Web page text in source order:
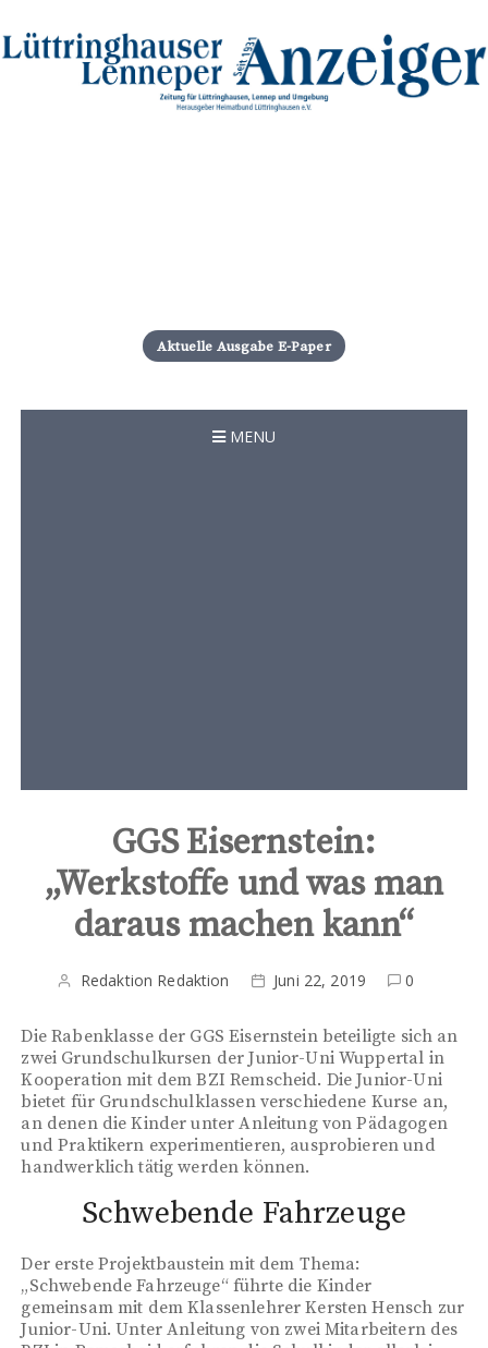
i
p
c
Aktuelle Ausgabe E-Paper
MENU
GGS Eisernstein:
„Werkstoffe und was man
daraus machen kann“
Redaktion Redaktion Juni 22, 2019 0
Die Rabenklasse der GGS Eisernstein beteiligte sich an
zwei Grundschulkursen der Junior-Uni Wuppertal in
Kooperation mit dem BZI Remscheid. Die Junior-Uni
bietet für Grundschulklassen verschiedene Kurse an,
an denen die Kinder unter Anleitung von Pädagogen
und Praktikern experimentieren, ausprobieren und
handwerklich tätig werden können.
Schwebende Fahrzeuge
Der erste Projektbaustein mit dem Thema:
„Schwebende Fahrzeuge“ führte die Kinder
gemeinsam mit dem Klassenlehrer Kersten Hensch zur
Junior-Uni. Unter Anleitung von zwei Mitarbeitern des